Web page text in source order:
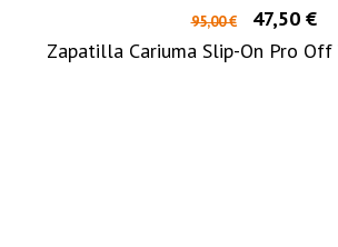
95,00 €
47,50 €
Zapatilla Cariuma Slip-On Pro Off